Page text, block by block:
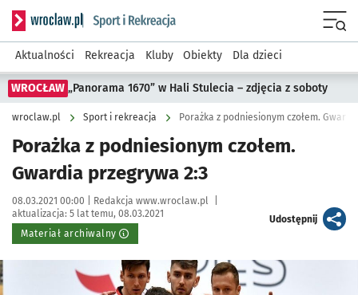
Serwis informacyjny wroclaw.pl podserwis: Sport i rekreacja
Aktualności Rekreacja Kluby Obiekty Dla dzieci
WROCŁAW „Panorama 1670” w Hali Stulecia – zdjęcia z soboty
wroclaw.pl Sport i rekreacja Porażka z podniesionym czołem.
Porażka z podniesionym czołem.
Gwardia przegrywa 2:3
Data publikacji:
08.03.2021 00:00 | Autor:
Redakcja www.wroclaw.pl
aktualizacja: 5 lat temu, 08.03.2021
Materiał archiwalny
Udostępnijartykuł
Kliknij, aby powiększyć